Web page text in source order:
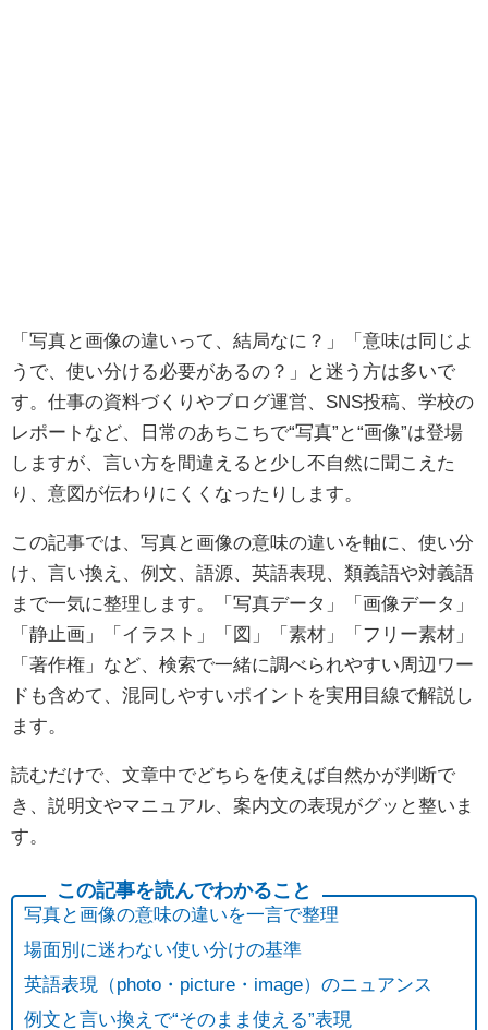
「写真と画像の違いって、結局なに？」「意味は同じよ
うで、使い分ける必要があるの？」と迷う方は多いで
す。仕事の資料づくりやブログ運営、SNS投稿、学校の
レポートなど、日常のあちこちで“写真”と“画像”は登場
しますが、言い方を間違えると少し不自然に聞こえた
り、意図が伝わりにくくなったりします。
この記事では、写真と画像の意味の違いを軸に、使い分
け、言い換え、例文、語源、英語表現、類義語や対義語
まで一気に整理します。「写真データ」「画像データ」
「静止画」「イラスト」「図」「素材」「フリー素材」
「著作権」など、検索で一緒に調べられやすい周辺ワー
ドも含めて、混同しやすいポイントを実用目線で解説し
ます。
読むだけで、文章中でどちらを使えば自然かが判断で
き、説明文やマニュアル、案内文の表現がグッと整いま
す。
写真と画像の意味の違いを一言で整理
場面別に迷わない使い分けの基準
英語表現（photo・picture・image）のニュアンス
例文と言い換えで“そのまま使える”表現